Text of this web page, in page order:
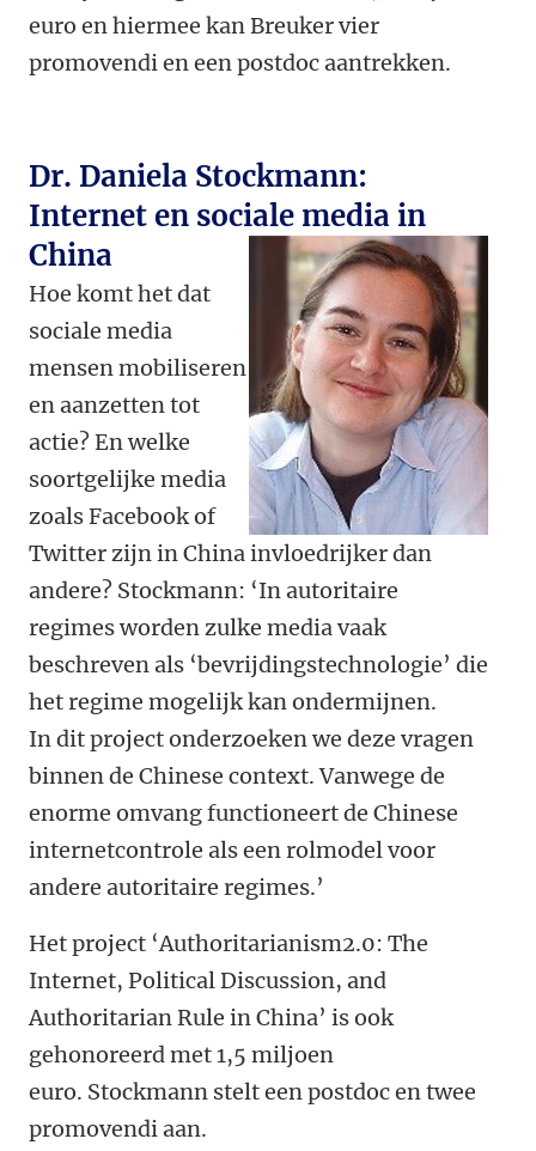
euro en hiermee kan Breuker vier
promovendi en een postdoc aantrekken.
Dr. Daniela Stockmann:
Internet en sociale media in
China
Hoe komt het dat
sociale media
mensen mobiliseren
en aanzetten tot
actie? En welke
soortgelijke media
zoals Facebook of
Twitter zijn in China invloedrijker dan
andere? Stockmann: ‘In autoritaire
regimes worden zulke media vaak
beschreven als ‘bevrijdingstechnologie’ die
het regime mogelijk kan ondermijnen.
In dit project onderzoeken we deze vragen
binnen de Chinese context. Vanwege de
enorme omvang functioneert de Chinese
internetcontrole als een rolmodel voor
andere autoritaire regimes.’
Het project ‘Authoritarianism2.0: The
Internet, Political Discussion, and
Authoritarian Rule in China’ is ook
gehonoreerd met 1,5 miljoen
euro. Stockmann stelt een postdoc en twee
promovendi aan.